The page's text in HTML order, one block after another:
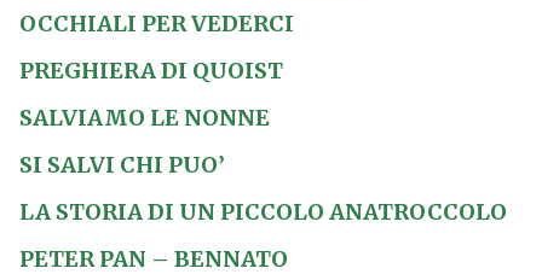
OCCHIALI PER VEDERCI
PREGHIERA DI QUOIST
SALVIAMO LE NONNE
SI SALVI CHI PUO’
LA STORIA DI UN PICCOLO ANATROCCOLO
PETER PAN – BENNATO